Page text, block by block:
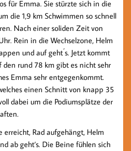
für Emma. Sie stürzte sich in die
die 1,9 km Schwimmen so schnell
Nach einer soliden Zeit von
Rein in die Wechselzone, Helm
und auf geht ́s. Jetzt kommt
den rund 78 km gibt es nicht sehr
Emma sehr entgegenkommt.
einen Schnitt von knapp 35
dabei um die Podiumsplätze der
erreicht, Rad aufgehängt, Helm
ab geht’s. Die Beine fühlen sich